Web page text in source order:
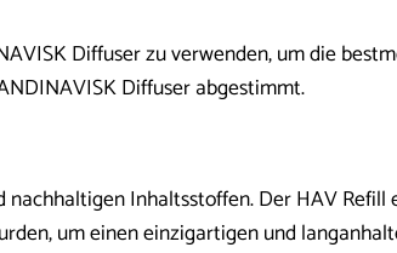
Diffuser zu verwenden, um die
Diffuser abgestimmt.
Inhaltsstoffen. Der HAV Refill
um einen einzigartigen und